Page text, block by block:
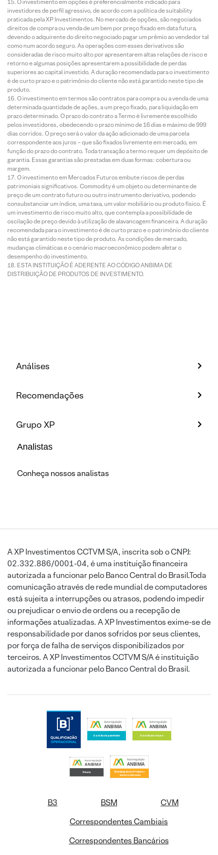
O investimento em opções é preferencialmente indicado para
investidores de perfil agressivo, de acordo com a política de suitability
praticada pela XP Investimentos. No mercado de opções, são negociados
direitos de compra ou venda de um bem por preço fixado em data futura,
devendo o adquirente do direito negociado pagar um prêmio ao vendedor tal
como num acordo seguro. As operações com esses derivativos são
consideradas de risco muito alto por apresentarem altas relações de risco e
retorno e algumas posições apresentarem a possibilidade de perdas
superiores ao capital investido. A duração recomendada para o investimento
é de curto prazo e o patrimônio do cliente não está garantido neste tipo de
produto.
O investimento em termos são contratos para compra ou a venda de uma
determinada quantidade de ações, a um preço fixado, para liquidação em
prazo determinado. O prazo do contrato a Termo é livremente escolhido
pelos investidores, obedecendo o prazo mínimo de 16 dias e máximo de 999
dias corridos. O preço será o valor da ação adicionado de uma parcela
correspondente aos juros – que são fixados livremente em mercado, em
função do prazo do contrato. Toda transação a termo requer um depósito de
garantia. Essas garantias são prestadas em duas formas: cobertura ou
margem.
O investimento em Mercados Futuros embute riscos de perdas
patrimoniais significativos. Commodity é um objeto ou determinante de
preço de um contrato futuro ou outro instrumento derivativo, podendo
consubstanciar um índice, uma taxa, um valor mobiliário ou produto físico. É
um investimento de risco muito alto, que contempla a possibilidade de
oscilação de preço devido à utilização de alavancagem financeira. A duração
recomendada para o investimento é de curto prazo e o patrimônio do cliente
não está garantido neste tipo de produto. As condições de mercado,
mudanças climáticas e o cenário macroeconômico podem afetar o
desempenho do investimento.
ESTA INSTITUIÇÃO É ADERENTE AO CÓDIGO ANBIMA DE
DISTRIBUIÇÃO DE PRODUTOS DE INVESTIMENTO.
Análises
Recomendações
Grupo XP
Analistas
Conheça nossos analistas
A XP Investimentos CCTVM S/A, inscrita sob o CNPJ:
02.332.886/0001-04, é uma instituição financeira
autorizada a funcionar pelo Banco Central do Brasil.Toda
comunicação através de rede mundial de computadores
está sujeita a interrupções ou atrasos, podendo impedir
ou prejudicar o envio de ordens ou a recepção de
informações atualizadas. A XP Investimentos exime-se de
responsabilidade por danos sofridos por seus clientes,
por força de falha de serviços disponibilizados por
terceiros. A XP Investimentos CCTVM S/A é instituição
autorizada a funcionar pelo Banco Central do Brasil.
B3 BSM
CVM
Correspondentes Cambiais
Correspondentes Bancários